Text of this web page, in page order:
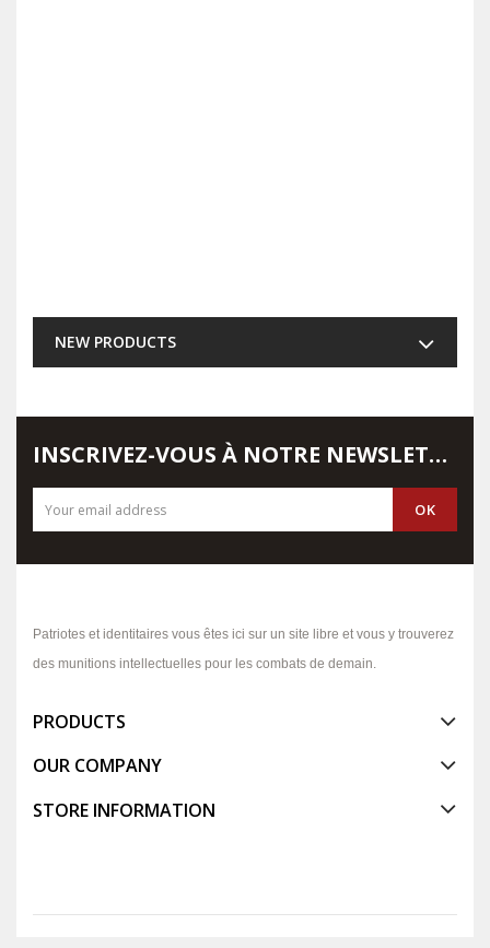
NEW PRODUCTS
INSCRIVEZ-VOUS À NOTRE NEWSLETTER
Patriotes et identitaires vous êtes ici sur un site libre et vous y trouverez
des munitions intellectuelles pour les combats de demain.
PRODUCTS
OUR COMPANY
STORE INFORMATION